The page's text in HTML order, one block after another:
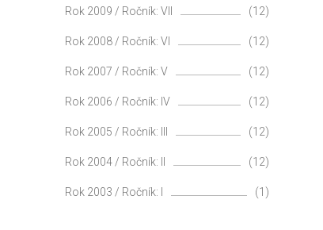
Rok 2009 / Ročník: VII (12)
Rok 2008 / Ročník: VI (12)
Rok 2007 / Ročník: V (12)
Rok 2006 / Ročník: IV (12)
Rok 2005 / Ročník: III (12)
Rok 2004 / Ročník: II (12)
Rok 2003 / Ročník: I (1)